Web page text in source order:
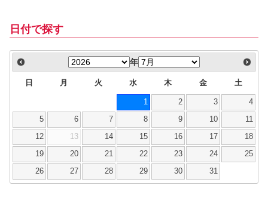
日付で探す
年
日 月 火 水 木 金 土
1 2 3 4
5 6 7 8 9 10 11
12 13 14 15 16 17 18
19 20 21 22 23 24 25
26 27 28 29 30 31